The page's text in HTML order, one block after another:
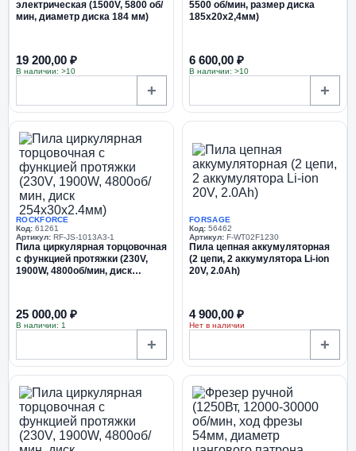
электрическая (1500V, 5800 об/
мин, диаметр диска 184 мм)
19 200,00 ₽
В наличии: >10
+
5500 об/мин, размер диска
185х20х2,4мм)
6 600,00 ₽
В наличии: >10
+
ROCKFORCE
Код: 61261
Артикул: RF-JS-1013A3-1
Пила циркулярная торцовочная
с функцией протяжки (230V,
1900W, 4800об/мин, диск
25 000,00 ₽
В наличии: 1
+
FORSAGE
Код: 56462
Артикул: F-WT02F1230
Пила цепная аккумуляторная
(2 цепи, 2 аккумулятора Li-ion
20V, 2.0Ah)
4 900,00 ₽
Нет в наличии
+